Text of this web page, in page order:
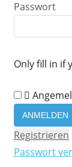
Passwort
Only fill in if
Registrieren
Passwort